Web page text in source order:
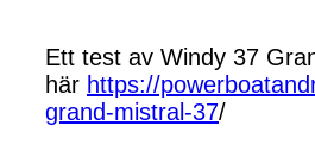
Ett test av Windy 37
här https://
grand-mistral-37/